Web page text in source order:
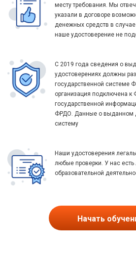
месту требования. Мы
указали в договоре
денежных средств в
наше удостоверение не
С 2019 года сведения о
удостоверениях должны
государственной
организация подключена к
государственной
ФРДО. Данные о выданном
систему
Наши удостоверения
любые проверки. У нас
образовательной
Начать